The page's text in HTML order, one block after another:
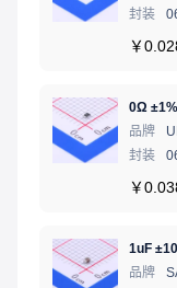
封装
￥
0Ω
品牌
封装
￥
1uF
品牌